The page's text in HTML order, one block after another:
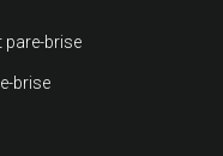
pare-brise
brise